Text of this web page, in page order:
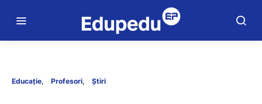
Educație Profesori Știri